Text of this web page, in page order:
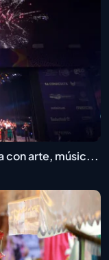
con arte, músic...